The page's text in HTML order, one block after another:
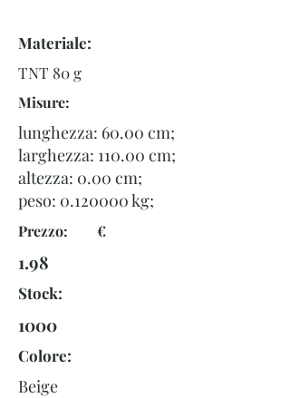
Materiale:
TNT 80 g
Misure:
lunghezza: 60.00 cm;
larghezza: 110.00 cm;
altezza: 0.00 cm;
peso: 0.120000kg;
Prezzo: €
1.98
Stock:
1000
Colore:
Beige